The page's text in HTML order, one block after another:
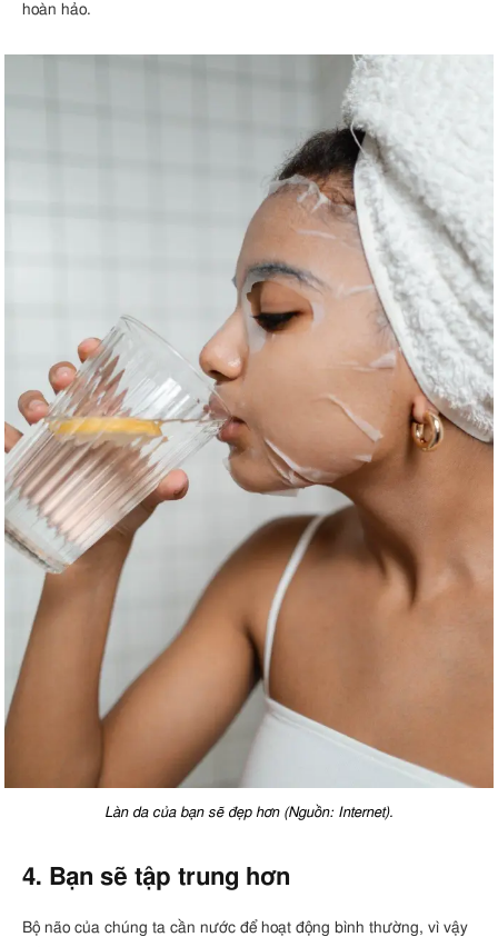
hoàn hảo.
Làn da của bạn sẽ đẹp hơn (Nguồn: Internet).
4. Bạn sẽ tập trung hơn
Bộ não của chúng ta cần nước để hoạt động bình thường, vì vậy